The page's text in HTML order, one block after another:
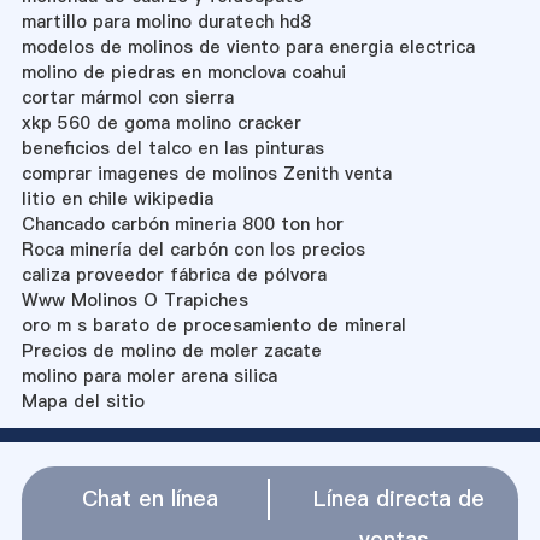
martillo para molino duratech hd8
modelos de molinos de viento para energia electrica
molino de piedras en monclova coahui
cortar mármol con sierra
xkp 560 de goma molino cracker
beneficios del talco en las pinturas
comprar imagenes de molinos Zenith venta
litio en chile wikipedia
Chancado carbón mineria 800 ton hor
Roca minería del carbón con los precios
caliza proveedor fábrica de pólvora
Www Molinos O Trapiches
oro m s barato de procesamiento de mineral
Precios de molino de moler zacate
molino para moler arena silica
Mapa del sitio
Chat en línea
Línea directa de